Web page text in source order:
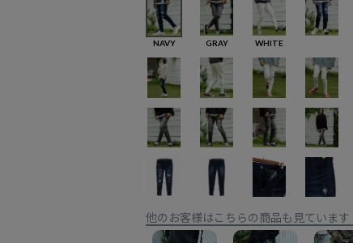
NAVY GRAY WHITE
他のお客様はこちらの商品も見ています